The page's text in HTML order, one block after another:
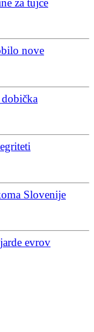
za tujce
nove
Slovenije
evrov